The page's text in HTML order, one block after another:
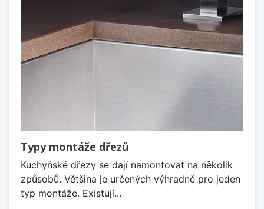
Typy montáže dřezů
Kuchyňské dřezy se dají namontovat na několik
způsobů. Většina je určených výhradně pro jeden
typ montáže. Existují...